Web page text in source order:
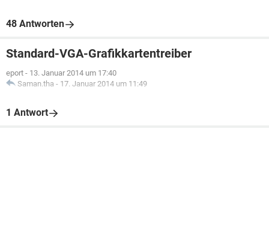
48 Antworten
Standard-VGA-Grafikkartentreiber
eport - 13. Januar 2014 um 17:40
Saman.tha - 17. Januar 2014 um 11:49
1 Antwort